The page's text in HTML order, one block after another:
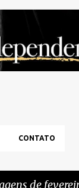
para o conteúdo
CONTATO
de